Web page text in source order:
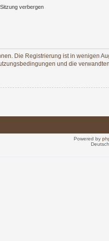
verbergen
Die Registrierung ist in wenigen
und die
Powered by